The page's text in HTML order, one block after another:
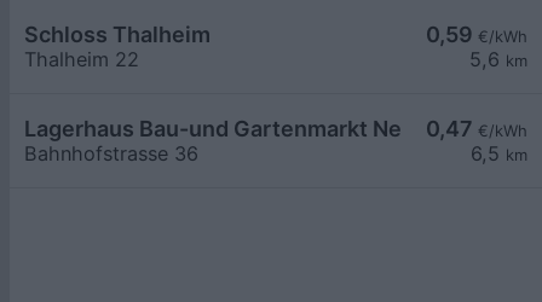
0,59 €/kWh
5,6 km
Schloss Thalheim
Thalheim 22
0,47 €/kWh
6,5 km
Lagerhaus Bau-und Gartenmarkt Neulengbach
Bahnhofstrasse 36